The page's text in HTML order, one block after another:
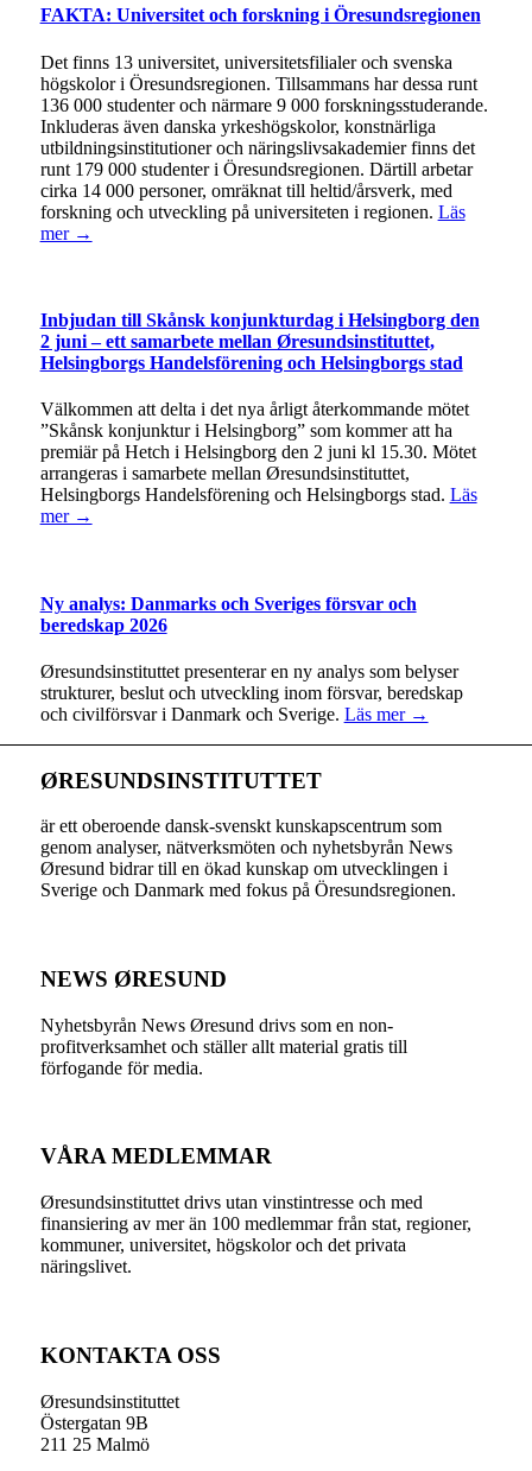
FAKTA: Universitet och forskning i Öresundsregionen
Det finns 13 universitet, universitetsfilialer och svenska
högskolor i Öresundsregionen. Tillsammans har dessa runt
136 000 studenter och närmare 9 000 forskningsstuderande.
Inkluderas även danska yrkeshögskolor, konstnärliga
utbildningsinstitutioner och näringslivsakademier finns det
runt 179 000 studenter i Öresundsregionen. Därtill arbetar
cirka 14 000 personer, omräknat till heltid/årsverk, med
forskning och utveckling på universiteten i regionen. Läs
mer →
Inbjudan till Skånsk konjunkturdag i Helsingborg den
2 juni – ett samarbete mellan Øresundsinstituttet,
Helsingborgs Handelsförening och Helsingborgs stad
Välkommen att delta i det nya årligt återkommande mötet
”Skånsk konjunktur i Helsingborg” som kommer att ha
premiär på Hetch i Helsingborg den 2 juni kl 15.30. Mötet
arrangeras i samarbete mellan Øresundsinstituttet,
Helsingborgs Handelsförening och Helsingborgs stad. Läs
mer →
Ny analys: Danmarks och Sveriges försvar och
beredskap 2026
Øresundsinstituttet presenterar en ny analys som belyser
strukturer, beslut och utveckling inom försvar, beredskap
och civilförsvar i Danmark och Sverige. Läs mer →
ØRESUNDSINSTITUTTET
är ett oberoende dansk-svenskt kunskapscentrum som
genom analyser, nätverksmöten och nyhetsbyrån News
Øresund bidrar till en ökad kunskap om utvecklingen i
Sverige och Danmark med fokus på Öresundsregionen.
NEWS ØRESUND
Nyhetsbyrån News Øresund drivs som en non-
profitverksamhet och ställer allt material gratis till
förfogande för media.
VÅRA MEDLEMMAR
Øresundsinstituttet drivs utan vinst­intresse och med
finansiering av mer än 100 medlemmar från stat, regioner,
kommuner, universitet, högskolor och det privata
näringslivet.
KONTAKTA OSS
Øresundsinstituttet
Östergatan 9B
211 25 Malmö